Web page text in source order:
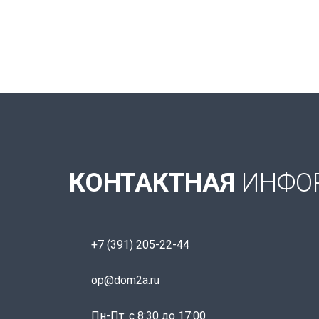
КОНТАКТНАЯ
+7 (391) 205-22-44
op@dom2a.ru
Пн-Пт: c 8:30 до 17:00